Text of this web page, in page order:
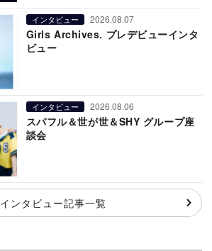
インタビュー 2026.08.07
Girls Archives. プレデビューインタ
ビュー
インタビュー 2026.08.06
スパフル＆世が世＆SHY グループ座
談会
インタビュー記事一覧